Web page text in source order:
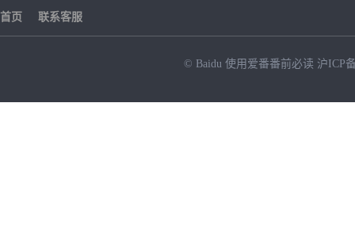
首页 联系客服
© Baidu 使用爱番番前必读 沪ICP